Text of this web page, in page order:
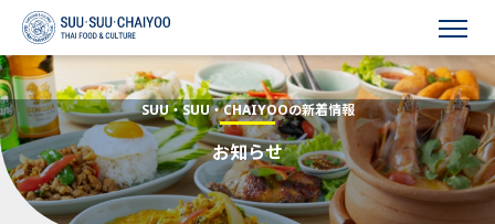
HOME
会社概要
事業内容
SUU・SUU・CHAIYOOの新着情報
お知らせ